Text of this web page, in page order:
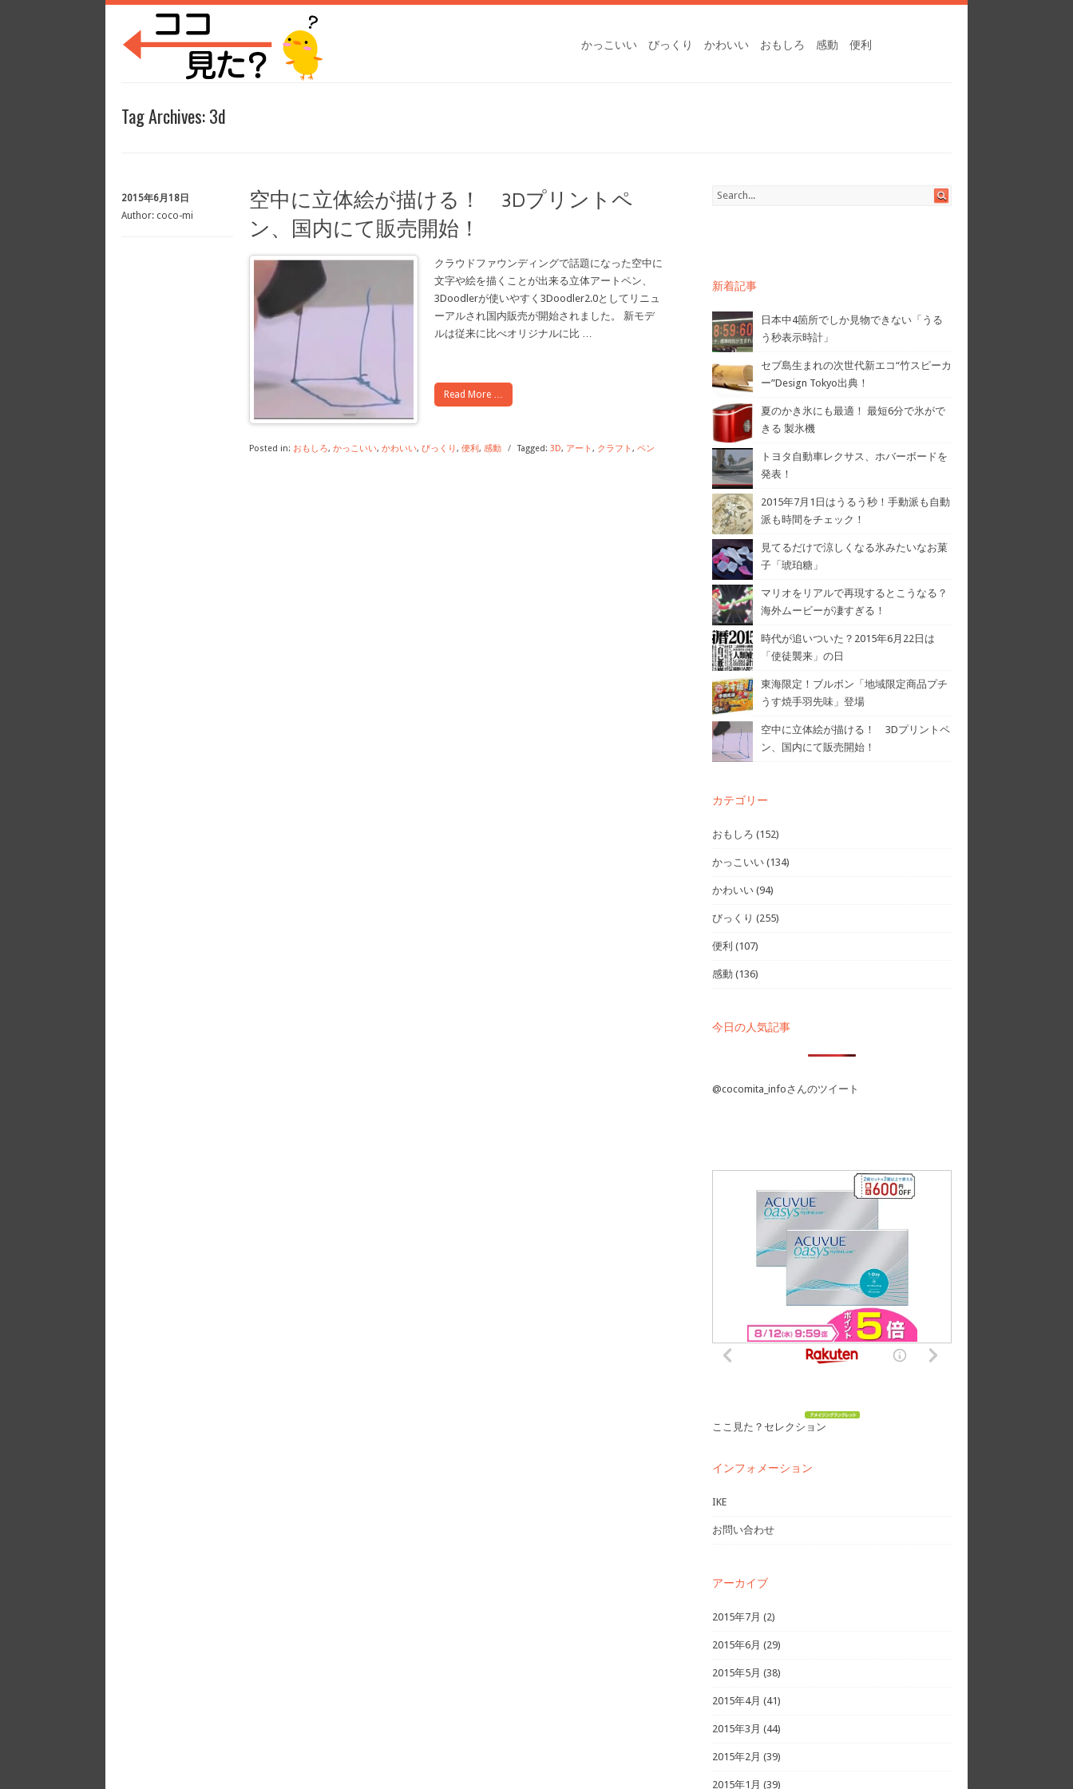
かっこいい びっくり かわいい おもしろ 感動 便利
Tag Archives:3d
2015年6月18日
Author: coco-mi
空中に立体絵が描ける！ 3Dプリントペ
ン、国内にて販売開始！
クラウドファウンディングで話題になった空中に
文字や絵を描くことが出来る立体アートペン、
3Doodlerが使いやすく3Doodler2.0としてリニュ
ーアルされ国内販売が開始されました。 新モデ
ルは従来に比べオリジナルに比 …
Read More …
Posted in: おもしろ, かっこいい, かわいい, びっくり, 便利, 感動 / Tagged: 3D, アート, クラフト, ペン
新着記事
日本中4箇所でしか見物できない「うる
う秒表示時計」
セブ島生まれの次世代新エコ“竹スピーカ
ー”Design Tokyo出典！
夏のかき氷にも最適！ 最短6分で氷がで
きる 製氷機
トヨタ自動車レクサス、ホバーボードを
発表！
2015年7月1日はうるう秒！手動派も自動
派も時間をチェック！
見てるだけで涼しくなる氷みたいなお菓
子「琥珀糖」
マリオをリアルで再現するとこうなる？
海外ムービーが凄すぎる！
時代が追いついた？2015年6月22日は
「使徒襲来」の日
東海限定！ブルボン「地域限定商品プチ
うす焼手羽先味」登場
空中に立体絵が描ける！ 3Dプリントペ
ン、国内にて販売開始！
カテゴリー
おもしろ (152)
かっこいい (134)
かわいい (94)
びっくり (255)
便利 (107)
感動 (136)
今日の人気記事
@cocomita_infoさんのツイート
ここ見た？セレクション
インフォメーション
IKE
お問い合わせ
アーカイブ
2015年7月 (2)
2015年6月 (29)
2015年5月 (38)
2015年4月 (41)
2015年3月 (44)
2015年2月 (39)
2015年1月 (39)